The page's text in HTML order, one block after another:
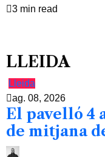
3 min read
LLEIDA
Lleida
ag. 08, 2026
El pavelló 4
de mitjana